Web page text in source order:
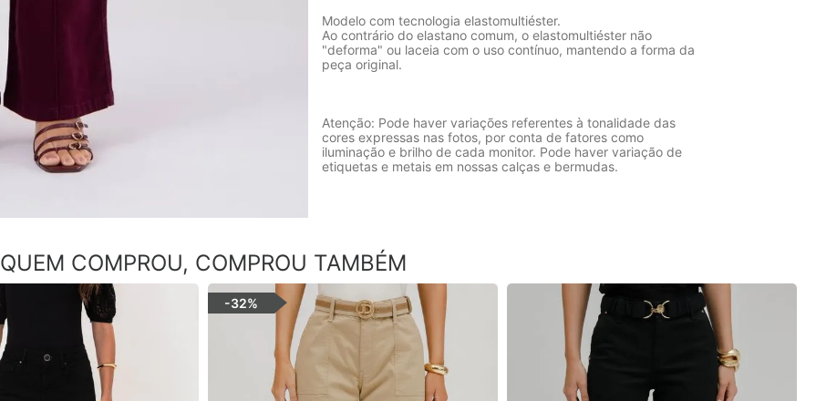
Modelo com tecnologia elastomultiéster.
Ao contrário do elastano comum, o elastomultiéster não
"deforma" ou laceia com o uso contínuo, mantendo a forma da
peça original.
Atenção: Pode haver variações referentes à tonalidade das
cores expressas nas fotos, por conta de fatores como
iluminação e brilho de cada monitor. Pode haver variação de
etiquetas e metais em nossas calças e bermudas.
QUEM COMPROU, COMPROU TAMBÉM
-32%